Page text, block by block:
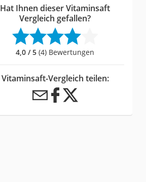
Hat Ihnen dieser Vitaminsaft
Vergleich gefallen?
4,0 / 5 (4) Bewertungen
Vitaminsaft-Vergleich teilen: